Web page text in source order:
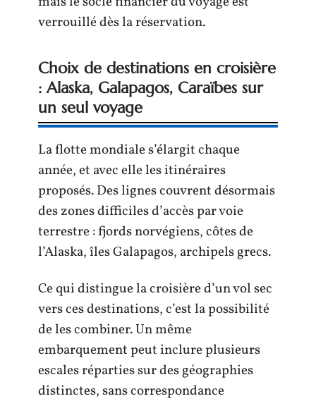
verrouillé dès la réservation.
Choix de destinations en croisière
: Alaska, Galapagos, Caraïbes sur
un seul voyage
La flotte mondiale s’élargit chaque
année, et avec elle les itinéraires
proposés. Des lignes couvrent désormais
des zones difficiles d’accès par voie
terrestre : fjords norvégiens, côtes de
l’Alaska, îles Galapagos, archipels grecs.
Ce qui distingue la croisière d’un vol sec
vers ces destinations, c’est la possibilité
de les combiner. Un même
embarquement peut inclure plusieurs
escales réparties sur des géographies
distinctes, sans correspondance